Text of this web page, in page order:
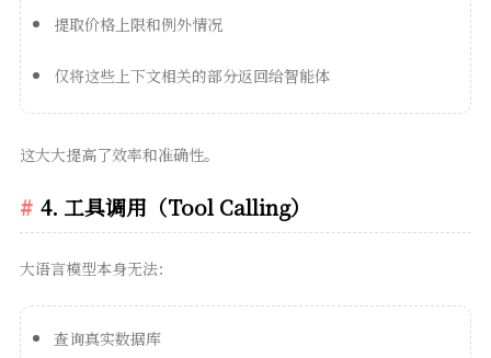
提取价格上限和例外情况
仅将这些上下文相关的部分返回给智能体
这大大提高了效率和准确性。
4. 工具调用（Tool Calling）
大语言模型本身无法：
查询真实数据库